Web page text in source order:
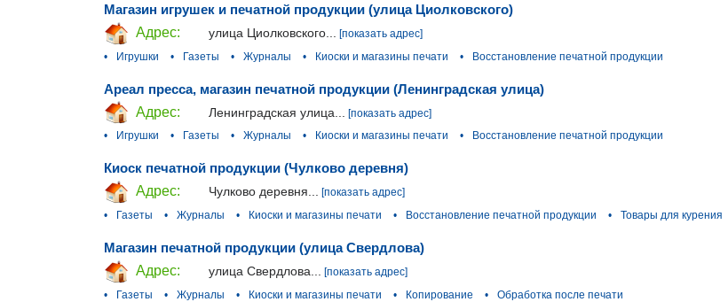
Магазин игрушек и печатной продукции (улица Циолковского)
Адрес:
улица Циолковского...
[показать адрес]
•
Игрушки • Газеты • Журналы • Киоски и магазины печати • Восстановление печатной продукции
Ареал пресса, магазин печатной продукции (Ленинградская улица)
Адрес:
Ленинградская улица...
[показать адрес]
•
Игрушки • Газеты • Журналы • Киоски и магазины печати • Восстановление печатной продукции
Киоск печатной продукции (Чулково деревня)
Адрес:
Чулково деревня... [показать адрес]
•
Газеты • Журналы • Киоски и магазины печати • Восстановление печатной продукции • Товары для курения
Магазин печатной продукции (улица Свердлова)
Адрес:
улица Свердлова...
[показать адрес]
•
Газеты • Журналы • Киоски и магазины печати • Копирование • Обработка после печати